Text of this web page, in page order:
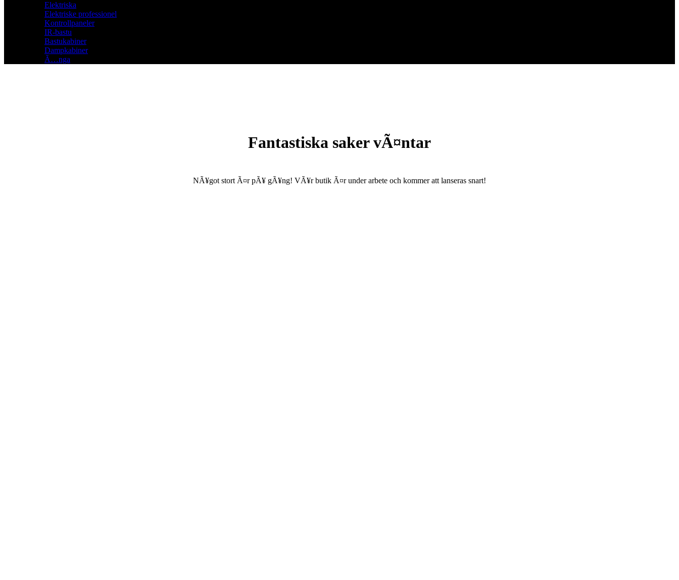
Elektriska
Elektriske professionel
Kontrollpaneler
IR-bastu
Bastukabiner
Dampkabiner
Ã…nga
Fantastiska saker vÃ¤ntar
NÃ¥got stort Ã¤r pÃ¥ gÃ¥ng! VÃ¥r butik Ã¤r under arbete och kommer att lanseras snart!